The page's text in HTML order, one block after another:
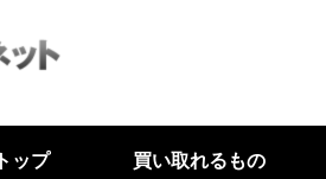
トップ 買い取れるもの